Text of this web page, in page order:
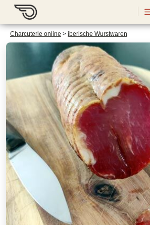
Charcuterie online > iberische Wurstwaren